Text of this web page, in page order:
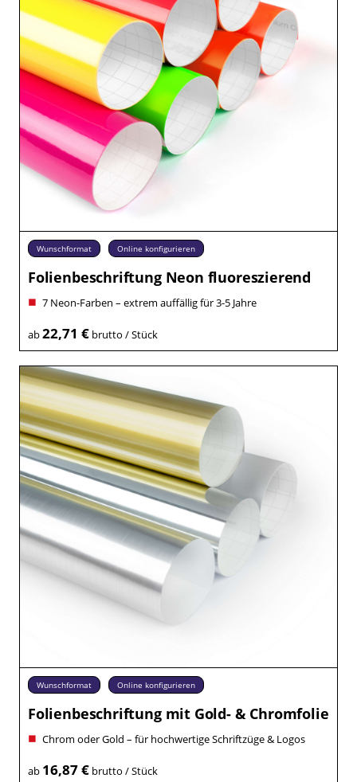
Wunschformat Online konfigurieren
Folienbeschriftung Neon fluoreszierend
7 Neon-Farben – extrem auffällig für 3-5 Jahre
ab22,71 €brutto / Stück
Wunschformat Online konfigurieren
Folienbeschriftung mit Gold- & Chromfolie
Chrom oder Gold – für hochwertige Schriftzüge & Logos
ab 16,87 €brutto / Stück